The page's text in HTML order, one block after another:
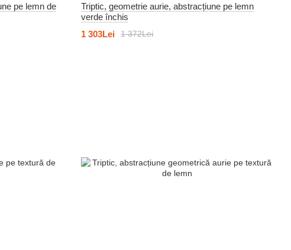
pe lemn de
Triptic, geometrie aurie, abstracțiune pe lemn
verde închis
1 372Lei
1 303Lei